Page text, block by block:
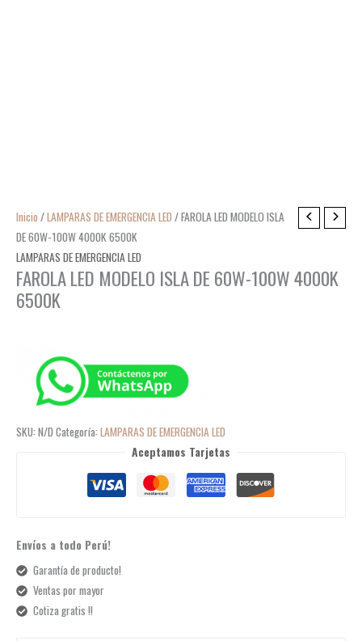
Inicio /LAMPARAS DE EMERGENCIA LED / FAROLA LED MODELO ISLA
DE 60W-100W 4000K 6500K
LAMPARAS DE EMERGENCIA LED
FAROLA LED MODELO ISLA DE 60W-100W 4000K
6500K
SKU: N/D Categoría: LAMPARAS DE EMERGENCIA LED
Aceptamos Tarjetas
Envíos a todo Perú!
Garantía de producto!
Ventas por mayor
Cotiza gratis !!